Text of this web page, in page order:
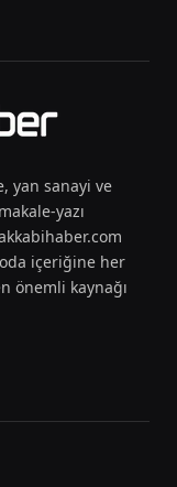
yan sanayi ve
yazı
içeriğine her
önemli kaynağı